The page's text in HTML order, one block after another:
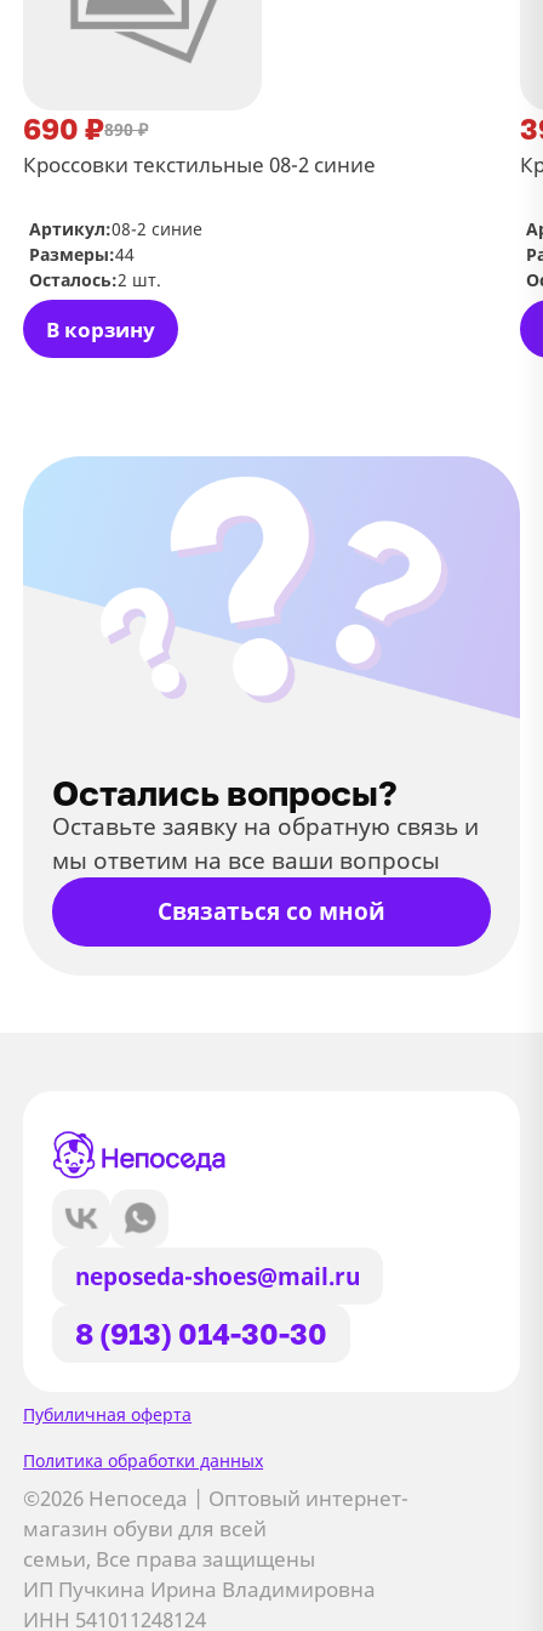
690 ₽890 ₽
Кроссовки текстильные 08-2 синие
В корзину
Артикул:08-2 синие
Размеры:44
Осталось:2 шт.
Остались вопросы?
Оставьте заявку на обратную связь и
мы ответим на все ваши вопросы
Связаться со мной
neposeda-shoes@mail.ru
8 (913) 014-30-30
Пубиличная оферта
Политика обработки данных
©2026 Непоседа | Оптовый интернет-
магазин обуви для всей
семьи, Все права защищены
ИП Пучкина Ирина Владимировна
ИНН 541011248124
Сайт использует файлы Cookie
Мы используем файлы cookie и
сторонние сервисы (Yandex.Metrica и
AppMetrica) для анализа трафика,
персонализации контента и улучшения
сайта.
Подробнее см. вПолитике обработки персональных